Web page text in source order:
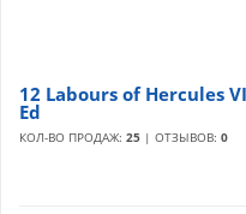
12 Labours of Hercules
Ed
КОЛ-ВО ПРОДАЖ: 25 | ОТЗЫВОВ: 0